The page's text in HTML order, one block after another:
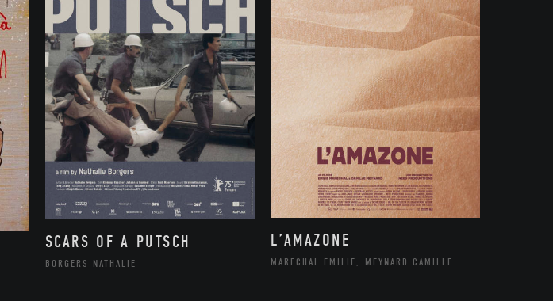
SCARS OF A PUTSCH
BORGERS NATHALIE
L’AMAZONE
MARÉCHAL EMILIE, MEYNARD CAMILLE